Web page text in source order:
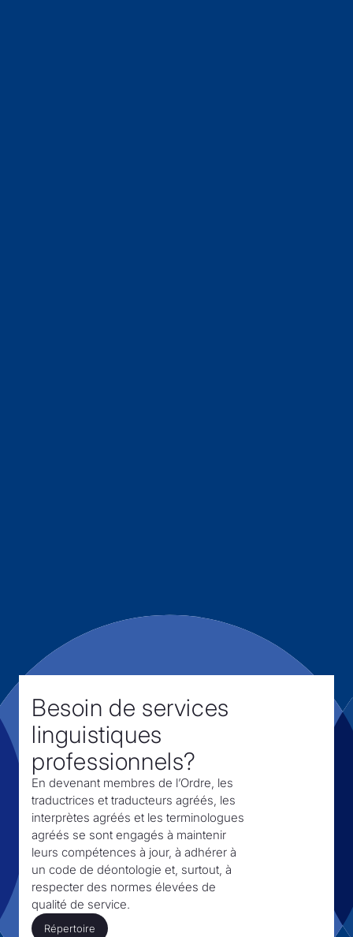
Besoin de services
linguistiques
professionnels?
En devenant membres de l’Ordre, les
traductrices et traducteurs agréés, les
interprètes agréés et les terminologues
agréés se sont engagés à maintenir
leurs compétences à jour, à adhérer à
un code de déontologie et, surtout, à
respecter des normes élevées de
qualité de service.
Répertoire
Répertoire